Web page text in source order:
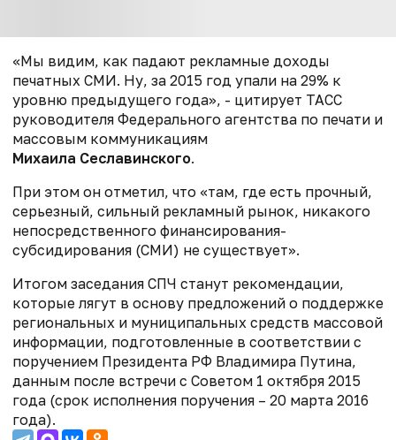
«Мы видим, как падают рекламные доходы
печатных СМИ. Ну, за 2015 год упали на 29% к
уровню предыдущего года», - цитирует ТАСС
руководителя Федерального агентства по печати и
массовым коммуникациям
Михаила Сеславинского.
При этом он отметил, что «там, где есть прочный,
серьезный, сильный рекламный рынок, никакого
непосредственного финансирования-
субсидирования (СМИ) не существует».
Итогом заседания СПЧ станут рекомендации,
которые лягут в основу предложений о поддержке
региональных и муниципальных средств массовой
информации, подготовленные в соответствии с
поручением Президента РФ Владимира Путина,
данным после встречи с Советом 1 октября 2015
года (срок исполнения поручения – 20 марта 2016
года).